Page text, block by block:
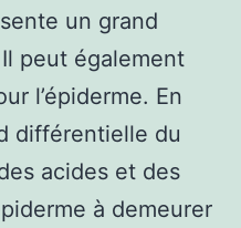
un grand
peut également
l’épiderme. En
différentielle du
acides et des
à demeurer